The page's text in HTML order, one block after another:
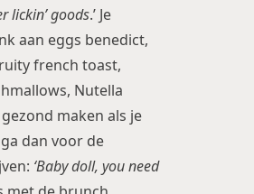
lickin’ goods.’ Je
aan eggs benedict,
french toast,
Nutella
maken als je
dan voor de
‘Baby doll, you need